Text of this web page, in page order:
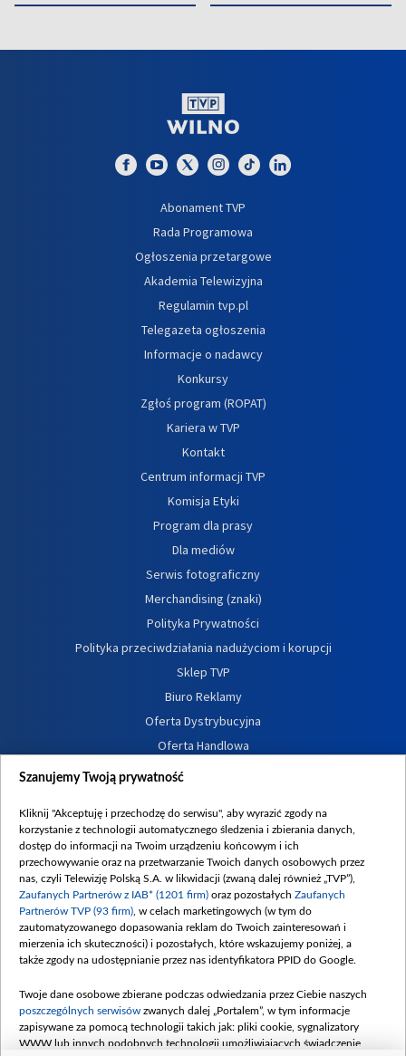
Abonament TVP
Rada Programowa
Ogłoszenia przetargowe
Akademia Telewizyjna
Regulamin tvp.pl
Telegazeta ogłoszenia
Informacje o nadawcy
Konkursy
Zgłoś program (ROPAT)
Kariera w TVP
Kontakt
Centrum informacji TVP
Komisja Etyki
Program dla prasy
Dla mediów
Serwis fotograficzny
Merchandising (znaki)
Polityka Prywatności
Polityka przeciwdziałania nadużyciom i korupcji
Sklep TVP
Biuro Reklamy
Oferta Dystrybucyjna
Oferta Handlowa
Dostępność
Procedura zgłoszeń wewnętrznych
Szanujemy Twoją prywatność
Kliknij "Akceptuję i przechodzę do serwisu", aby wyrazić zgody na
korzystanie z technologii automatycznego śledzenia i zbierania danych,
dostęp do informacji na Twoim urządzeniu końcowym i ich
przechowywanie oraz na przetwarzanie Twoich danych osobowych przez
nas, czyli Telewizję Polską S.A. w likwidacji (zwaną dalej również „TVP”),
Zaufanych Partnerów z IAB* (1201 firm) oraz pozostałych Zaufanych
Partnerów TVP (93 firm) , w celach marketingowych (w tym do
zautomatyzowanego dopasowania reklam do Twoich zainteresowań i
mierzenia ich skuteczności) i pozostałych, które wskazujemy poniżej, a
także zgody na udostępnianie przez nas identyfikatora PPID do Google.
Twoje dane osobowe zbierane podczas odwiedzania przez Ciebie naszych
poszczególnych serwisów zwanych dalej „Portalem”, w tym informacje
zapisywane za pomocą technologii takich jak: pliki cookie, sygnalizatory
WWW lub innych podobnych technologii umożliwiających świadczenie